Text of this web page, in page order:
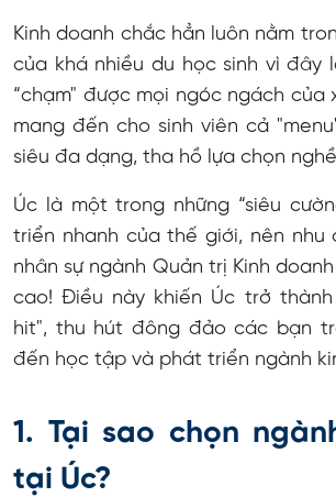
3.2. Đại học
3.4. Tiến sĩ
4. Các trường tuyển sinh ngành
4.1. Đại học La Trobe - Bachelor of
4.2. Đại học Griffith - Bachelor of
4.3. Đại học South Australia -
( Logistics and Supply Chain
4.4. Đại học Western Australia -
5. Thông tin liên hệ
Kinh doanh chắc hẳn luôn nằm
của khá nhiều du học sinh vì đây
“chạm" được mọi ngóc ngách của
mang đến cho sinh viên cả
siêu đa dạng, tha hồ lựa chọn
Úc là một trong những “siêu
triển nhanh của thế giới, nên nhu
nhân sự ngành Quản trị Kinh
cao! Điều này khiến Úc trở
hit", thu hút đông đảo các bạn
đến học tập và phát triển ngành
1. Tại sao chọn
tại Úc?